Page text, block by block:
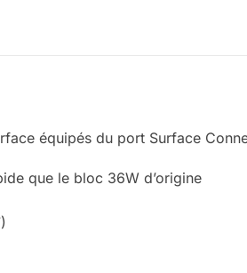
équipés du port Surface
que le bloc 36W d’origine